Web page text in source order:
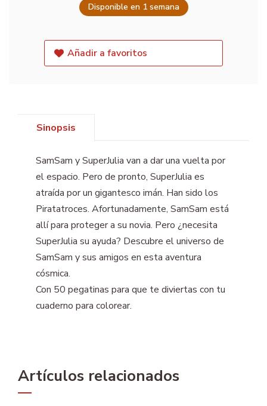
Disponible en 1 semana
Añadir a favoritos
Sinopsis
SamSam y SuperJulia van a dar una vuelta por
el espacio. Pero de pronto, SuperJulia es
atraída por un gigantesco imán. Han sido los
Piratatroces. Afortunadamente, SamSam está
allí para proteger a su novia. Pero ¿necesita
SuperJulia su ayuda? Descubre el universo de
SamSam y sus amigos en esta aventura
cósmica.
Con 50 pegatinas para que te diviertas con tu
cuaderno para colorear.
Artículos relacionados